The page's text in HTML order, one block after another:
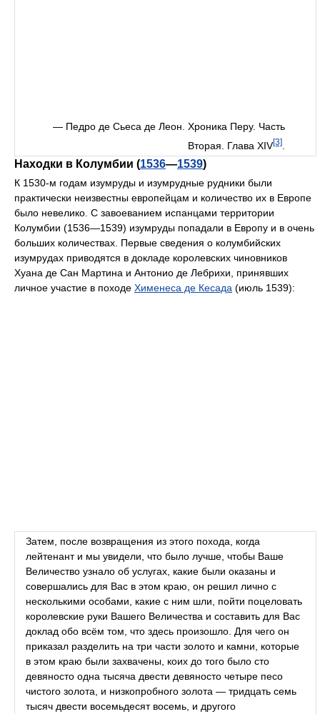
— Педро де Сьеса де Леон. Хроника Перу. Часть
Вторая. Глава XIV[3]
Находки в Колумбии (1536—1539)
К 1530-м годам изумруды и изумрудные рудники были
практически неизвестны европейцам и количество их в Европе
было невелико. С завоеванием испанцами территории
Колумбии (1536—1539) изумруды попадали в Европу и в очень
больших количествах. Первые сведения о колумбийских
изумрудах приводятся в докладе королевских чиновников
Хуана де Сан Мартина и Антонио де Лебрихи, принявших
личное участие в походе Хименеса де Кесада (июль 1539):
Затем, после возвращения из этого похода, когда
лейтенант и мы увидели, что было лучше, чтобы Ваше
Величество узнало об услугах, какие были оказаны и
совершались для Вас в этом краю, он решил лично с
несколькими особами, какие с ним шли, пойти поцеловать
королевские руки Вашего Величества и составить для Вас
доклад обо всём том, что здесь произошло. Для чего он
приказал разделить на три части золото и камни, которые
в этом краю были захвачены, коих до того было сто
девяносто одна тысяча двести девяносто четыре песо
чистого золота, и низкопробного золота — тридцать семь
тысяч двести восемьдесят восемь, и другого